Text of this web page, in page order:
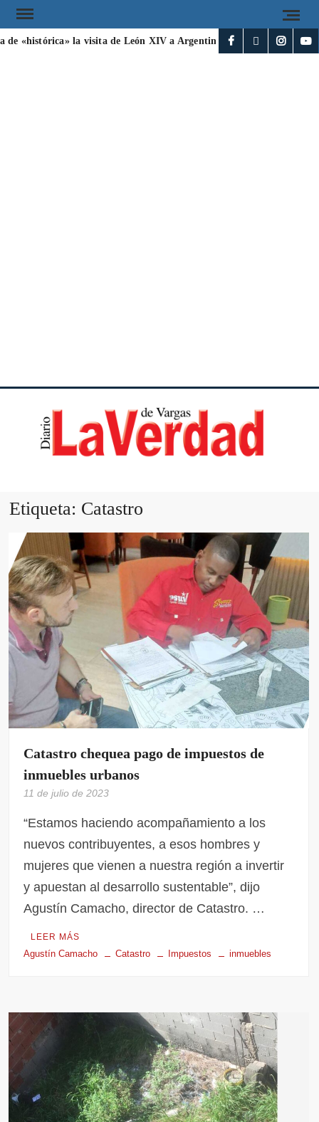
«histórica» la visita de León XIV a Argentina Irán y Omán
Etiqueta: Catastro
Catastro chequea pago de impuestos de
inmuebles urbanos
11 de julio de 2023
“Estamos haciendo acompañamiento a los
nuevos contribuyentes, a esos hombres y
mujeres que vienen a nuestra región a invertir
y apuestan al desarrollo sustentable”, dijo
Agustín Camacho, director de Catastro. …
LEER MÁS
Agustín Camacho Catastro Impuestos inmuebles